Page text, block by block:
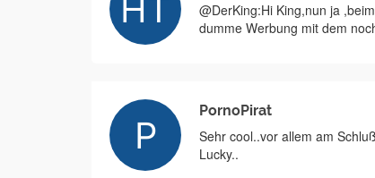
@DerKing:Hi King,nun ja
dumme Werbung mit dem
PornoPirat
Sehr cool..vor allem am
Lucky..